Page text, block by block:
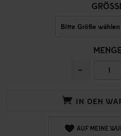
−
IN DEN
AUF MEINE